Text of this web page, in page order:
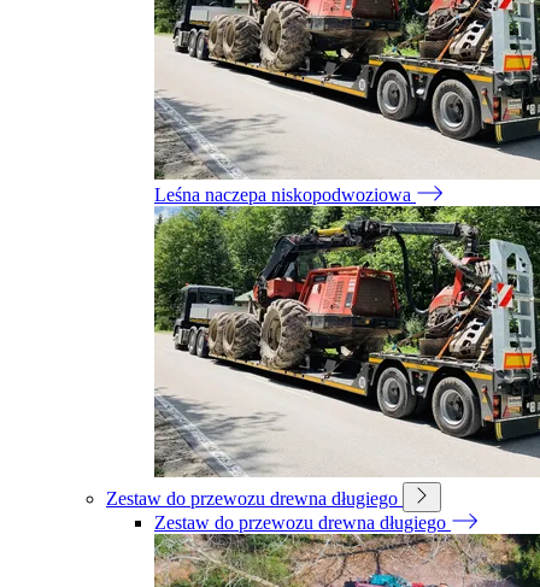
Leśna naczepa niskopodwoziowa
Zestaw do przewozu drewna długiego
Zestaw do przewozu drewna długiego